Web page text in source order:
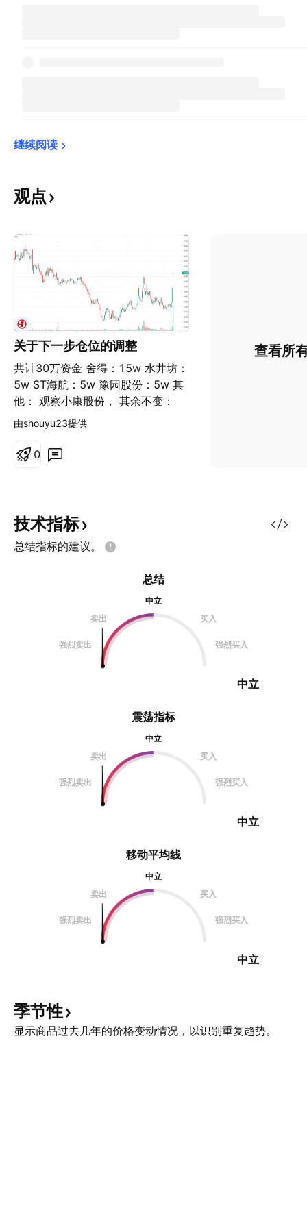
继续阅读
观点
关于下一步仓位的调整
共计30万资金 舍得：15w 水井坊：
5w ST海航：5w 豫园股份：5w 其
他： 观察小康股份， 其余不变：
由shouyu23提供
0
查看所
技术指标
总结指标的建议。
震荡指标
中立
卖出
买入
强烈卖出 强烈买入
中立
总结
中立
卖出
买入
强烈卖出 强烈买入
中立
移动平均线
中立
卖出
买入
强烈卖出 强烈买入
中立
季节性
显示商品过去几年的价格变动情况，以识别重复趋势。